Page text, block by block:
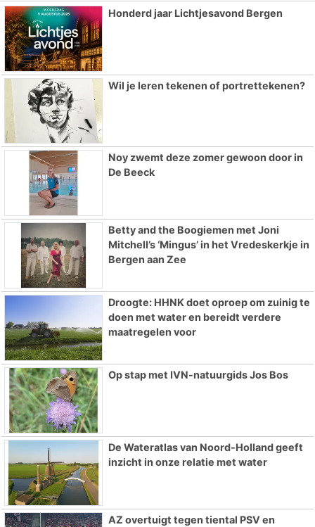
Honderd jaar Lichtjesavond Bergen
Wil je leren tekenen of portrettekenen?
Noy zwemt deze zomer gewoon door in
De Beeck
Betty and the Boogiemen met Joni
Mitchell’s ‘Mingus’ in het Vredeskerkje in
Bergen aan Zee
Droogte: HHNK doet oproep om zuinig te
doen met water en bereidt verdere
maatregelen voor
Op stap met IVN-natuurgids Jos Bos
De Wateratlas van Noord-Holland geeft
inzicht in onze relatie met water
AZ overtuigt tegen tiental PSV en